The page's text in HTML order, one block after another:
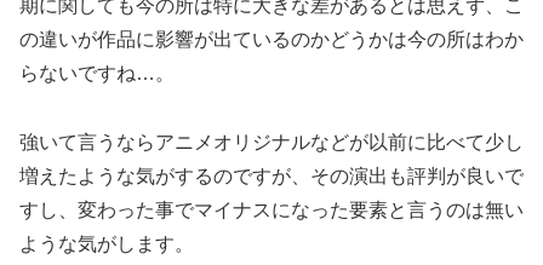
期に関しても今の所は特に大きな差があるとは思えず、こ
の違いが作品に影響が出ているのかどうかは今の所はわか
らないですね…。
強いて言うならアニメオリジナルなどが以前に比べて少し
増えたような気がするのですが、その演出も評判が良いで
すし、変わった事でマイナスになった要素と言うのは無い
ような気がします。